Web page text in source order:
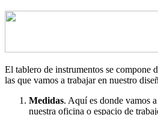
El tablero de instrumentos se compone
las que vamos a trabajar en nuestro
Medidas. Aquí es donde vamos
nuestra oficina o espacio de